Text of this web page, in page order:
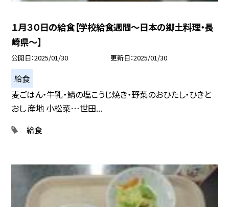
１月３０日の給食【学校給食週間〜日本の郷土料理・長
崎県〜】
公開日 2025/01/30 更新日 2025/01/30
給食
麦ごはん・牛乳・鯖の塩こうじ焼き・野菜のおひたし・ひきと
おし 産地 小松菜…世田...
給食